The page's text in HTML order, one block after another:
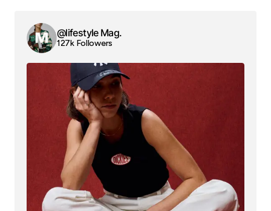
@lifestyle Mag.
127k Followers